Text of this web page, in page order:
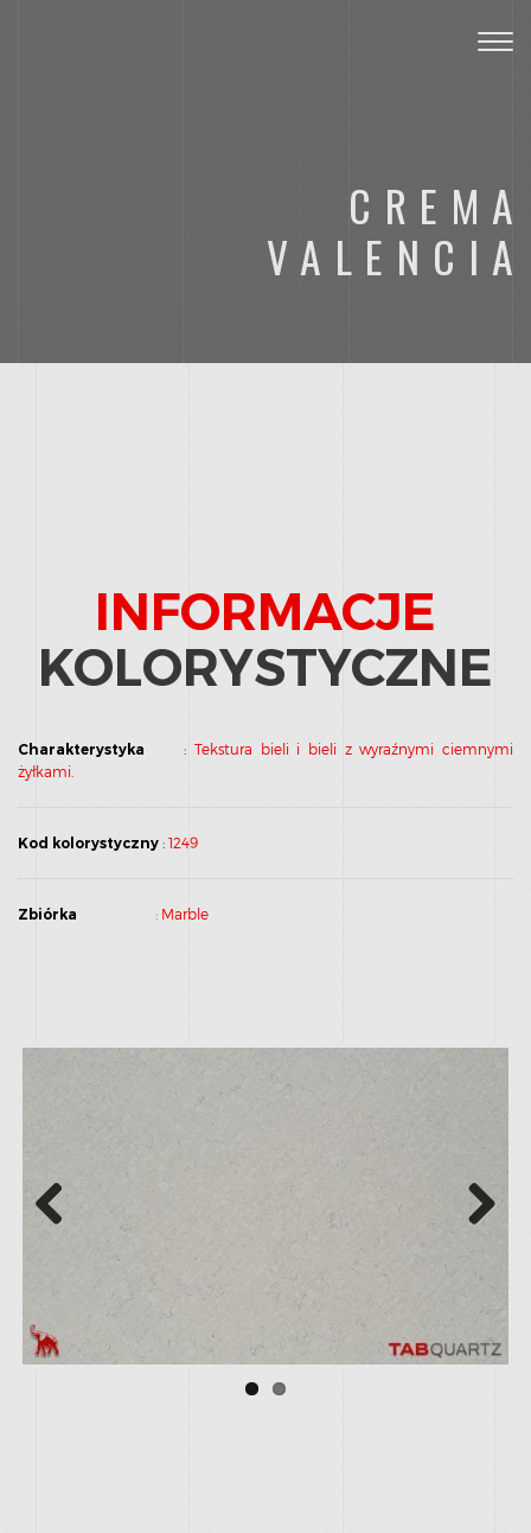
CREMA
VALENCIA
INFORMACJE
KOLORYSTYCZNE
Charakterystyka: Tekstura bieli i bieli z wyraźnymi ciemnymi
żyłkami.
Kod kolorystyczny : 1249
Zbiórka : Marble